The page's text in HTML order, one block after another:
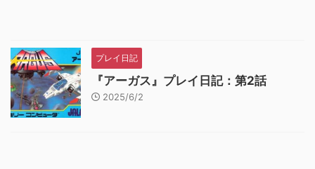
プレイ日記
『アーガス』プレイ日記：第2話
2025/6/2